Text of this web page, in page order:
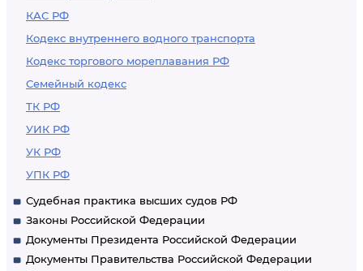
КАС РФ
Кодекс внутреннего водного транспорта
Кодекс торгового мореплавания РФ
Семейный кодекс
ТК РФ
УИК РФ
УК РФ
УПК РФ
Судебная практика высших судов РФ
Законы Российской Федерации
Документы Президента Российской Федерации
Документы Правительства Российской Федерации